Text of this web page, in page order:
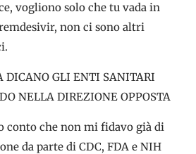
vogliono solo che tu vada in
non ci sono altri
DICANO GLI ENTI SANITARI
NELLA DIREZIONE OPPOSTA
conto che non mi fidavo già di
da parte di CDC, FDA e NIH